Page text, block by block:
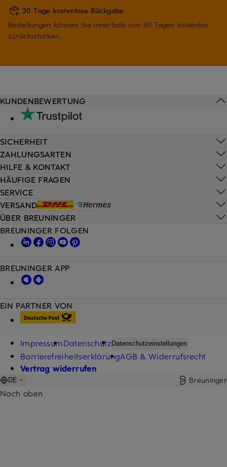
30 Tage kostenlose Rückgabe
Bestellungen können Sie innerhalb von 30 Tagen kostenlos
zurückschicken.
HILFE & KONTAKT
HÄUFIGE FRAGEN
SERVICE
VERSAND
KUNDENBEWERTUNG
SICHERHEIT
ZAHLUNGSARTEN
ÜBER BREUNINGER
EIN PARTNER VON
BREUNINGER FOLGEN
BREUNINGER APP
ImpressumDatenschutzDatenschutzeinstellungen
BarrierefreiheitserklärungAGB & Widerrufsrecht
Vertrag widerrufen
DE Breuninger
Nach oben